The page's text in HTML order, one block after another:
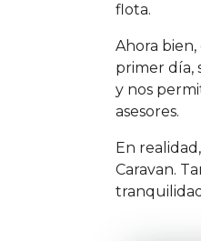
flota.
Ahora
primer día,
y nos
asesores.
En
Caravan.